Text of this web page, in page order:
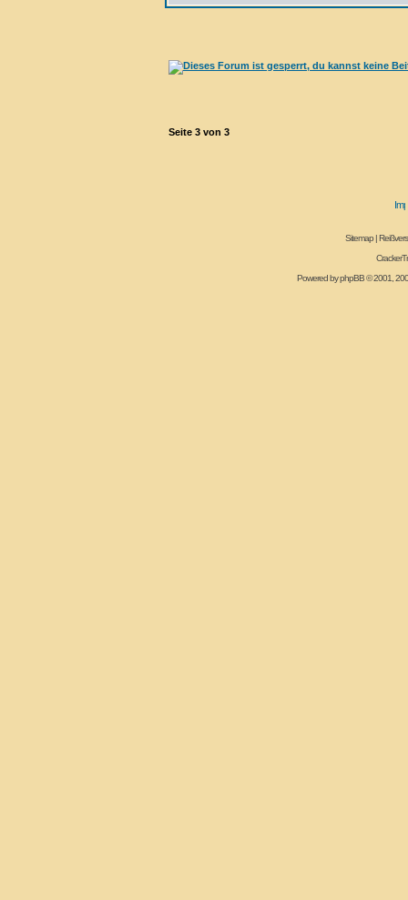
Seite 3 von 3
Sitemap|
Powered byphpBB© 2001,